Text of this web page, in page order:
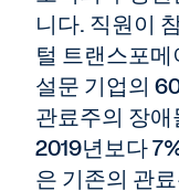
니다. 직원이
털 트랜스포
설문 기업의
관료주의 장
2019년보다
은 기존의 관